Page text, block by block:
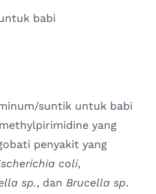
babi
suntik untuk babi
yang
penyakit yang
coli,
sp., dan Brucella sp.